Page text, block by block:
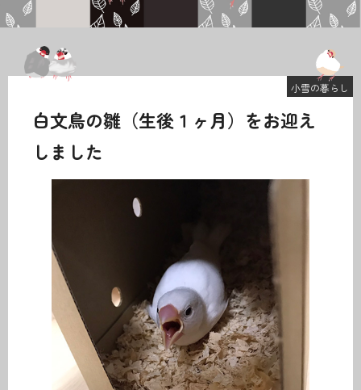
白文鳥の雛（生後１ヶ月）をお迎え
しました
小雪の暮らし